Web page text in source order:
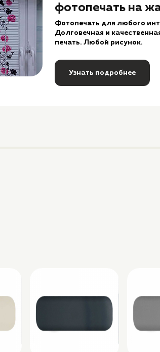
фотопечать на
Фотопечать для любого
Долговечная и
печать. Любой рисунок.
Узнать подробнее